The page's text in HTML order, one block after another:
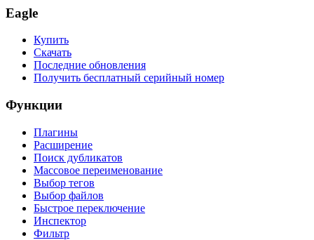
Eagle
Купить
Скачать
Последние обновления
Получить бесплатный серийный номер
Функции
Плагины
Расширение
Поиск дубликатов
Массовое переименование
Выбор тегов
Выбор файлов
Быстрое переключение
Инспектор
Фильтр